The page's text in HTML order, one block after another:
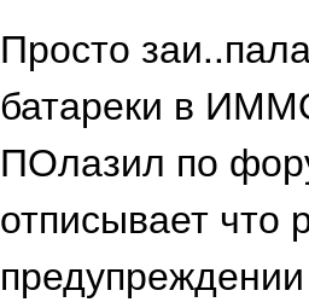
Просто
батареки в
ПОлазил по
отписывает что